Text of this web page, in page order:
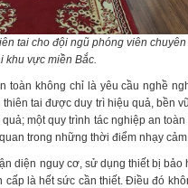
tai cho đội ngũ phóng viên
khu vực miền Bắc.
toàn không chỉ là yêu cầu nghề
tai được duy trì hiệu quả, bền
một quy trình tác nghiệp an
trong những thời điểm nhạy
diện nguy cơ, sử dụng thiết bị
là hết sức cần thiết. Điều đó